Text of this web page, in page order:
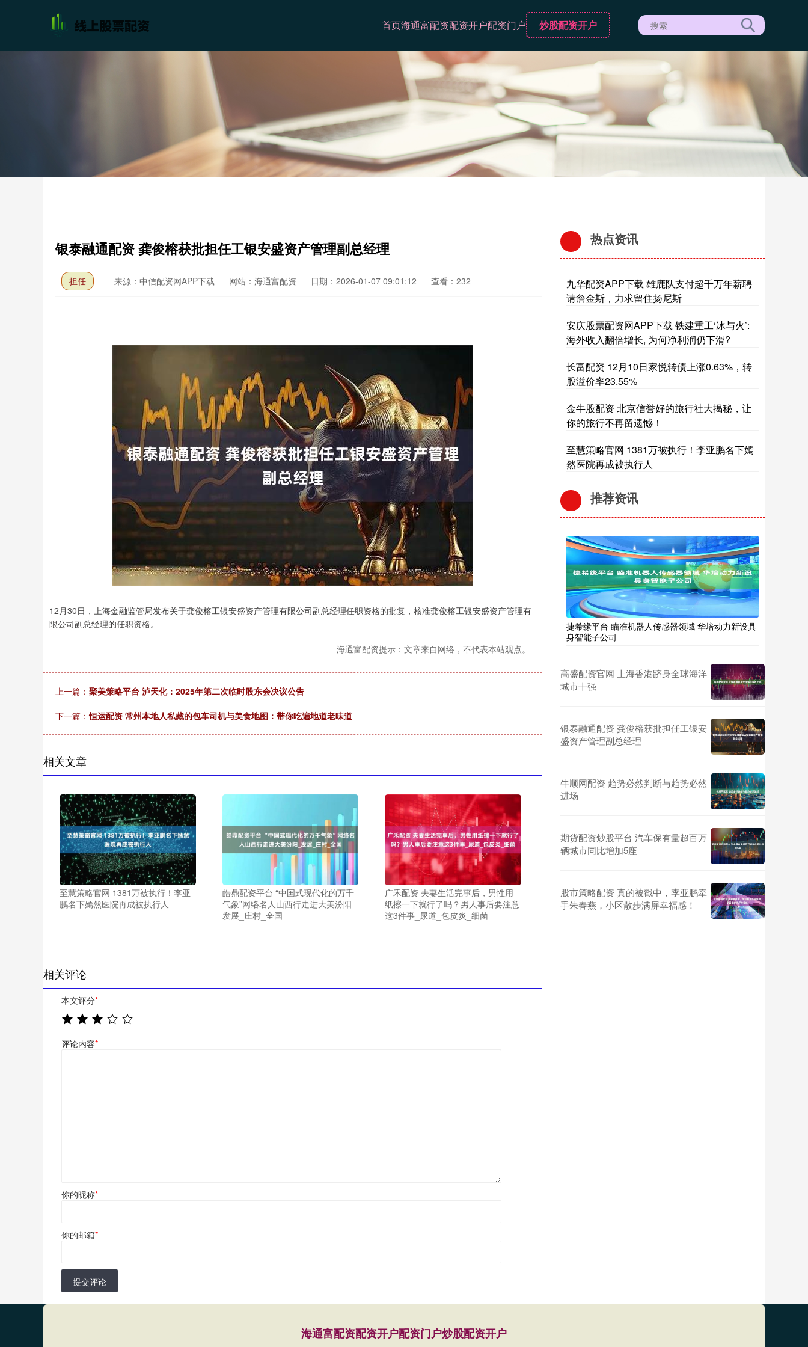
首页海通富配资配资开户配资门户 炒股配资开户
银泰融通配资 龚俊榕获批担任工银安盛资产管理副总经理
担任 来源：中信配资网APP下载 网站：海通富配资 日期：2026-01-07 09:01:12 查看：232
12月30日，上海金融监管局发布关于龚俊榕工银安盛资产管理有限公司副总经理任职资格的批复，核准龚俊榕工银安盛资产管理有
限公司副总经理的任职资格。
海通富配资提示：文章来自网络，不代表本站观点。
上一篇： 聚美策略平台 泸天化：2025年第二次临时股东会决议公告
下一篇：恒运配资 常州本地人私藏的包车司机与美食地图：带你吃遍地道老味道
相关文章
至慧策略官网 1381万被执行！李亚
鹏名下嫣然医院再成被执行人
皓鼎配资平台 “中国式现代化的万千
气象”网络名人山西行走进大美汾阳_
发展_庄村_全国
广禾配资 夫妻生活完事后，男性用
纸擦一下就行了吗？男人事后要注意
这3件事_尿道_包皮炎_细菌
相关评论
本文评分*
评论内容*
你的昵称*
你的邮箱*
提交评论
热点资讯
九华配资APP下载 雄鹿队支付超千万年薪聘
请詹金斯，力求留住扬尼斯
安庆股票配资网APP下载 铁建重工‘冰与火’:
海外收入翻倍增长, 为何净利润仍下滑?
长富配资 12月10日家悦转债上涨0.63%，转
股溢价率23.55%
金牛股配资 北京信誉好的旅行社大揭秘，让
你的旅行不再留遗憾！
至慧策略官网 1381万被执行！李亚鹏名下嫣
然医院再成被执行人
推荐资讯
捷希缘平台 瞄准机器人传感器领域 华培动力新设具
身智能子公司
高盛配资官网 上海香港跻身全球海洋
城市十强
银泰融通配资 龚俊榕获批担任工银安
盛资产管理副总经理
牛顺网配资 趋势必然判断与趋势必然
进场
期货配资炒股平台 汽车保有量超百万
辆城市同比增加5座
股市策略配资 真的被戳中，李亚鹏牵
手朱春燕，小区散步满屏幸福感！
海通富配资配资开户配资门户炒股配资开户